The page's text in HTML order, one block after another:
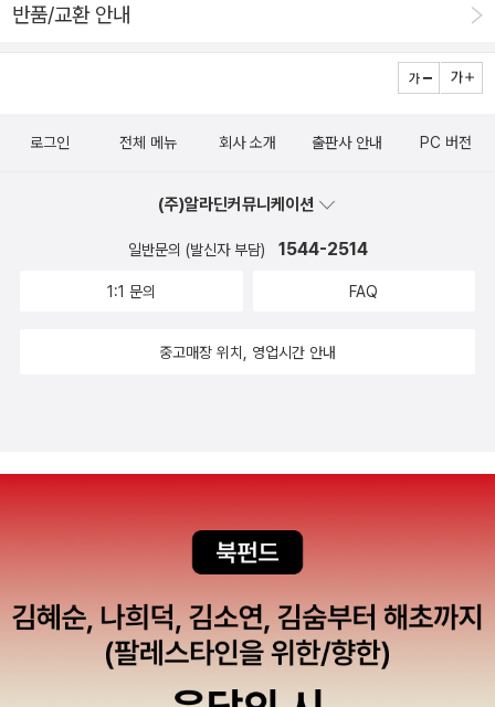
반품/교환 안내
로그인 전체 메뉴 회사 소개 출판사 안내 PC 버전
(주)알라딘커뮤니케이션
일반문의 (발신자 부담) 1544-2514
1:1 문의 FAQ
중고매장 위치, 영업시간 안내